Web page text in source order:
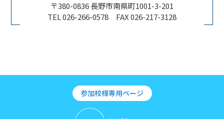
〒380-0836 長野市南県町1001-3-201
TEL 026-266-0578 FAX 026-217-3128
参加校様専用ページ